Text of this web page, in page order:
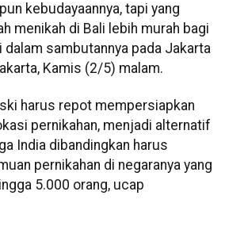
kebudayaannya, tapi yang
menikah di Bali lebih murah bagi
dalam sambutannya pada Jakarta
Kamis (2/5) malam.
harus repot mempersiapkan
pernikahan, menjadi alternatif
India dibandingkan harus
pernikahan di negaranya yang
5.000 orang, ucap